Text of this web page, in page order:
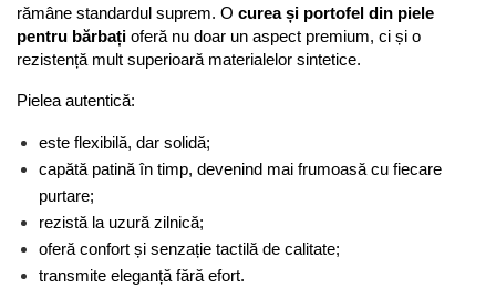
rămâne standardul suprem. O curea și portofel din piele
pentru bărbați oferă nu doar un aspect premium, ci și o
rezistență mult superioară materialelor sintetice.
Pielea autentică:
este flexibilă, dar solidă;
capătă patină în timp, devenind mai frumoasă cu fiecare
purtare;
rezistă la uzură zilnică;
oferă confort și senzație tactilă de calitate;
transmite eleganță fără efort.